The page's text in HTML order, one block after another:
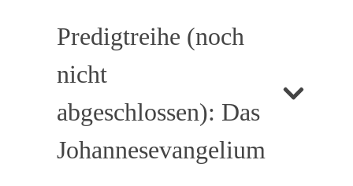
Predigtreihe (noch
nicht
abgeschlossen): Das
Johannesevangelium